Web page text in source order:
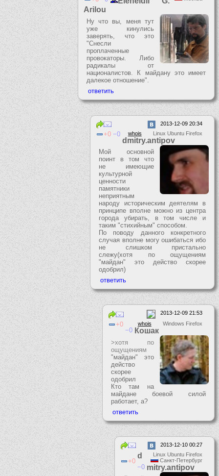
Arilou
Ну что вы, меня тут
уже кинулись
заверять, что это
"Снесли
проплаченные
провокаторы. Либо
радикалы от
националистов. К майдану это имеет
далекое отношение".
2013-12-09 20:34
Linux Ubuntu Firefox
whois
0 0
dmitry.antipov
Мой основной
поинт в том что
не имеющие
культурной
ценности
памятники
неприятным
народу историческим деятелям в
принципе вполне можно из центра
города убирать, в том числе и
таким "стихийным" способом.
По поводу данного конкретного
случая вполне могу ошибаться ибо
не слишком пристально
слежу(хотя по ощущениям
"майдан" это действо скорее
одобрил)
2013-12-09 21:53
Windows Firefox
whois
0
0 Кошак
>хотя по
ощущениям
"майдан" это
действо
скорее
одобрил
Кто там на
майдане боевой силой
работает, а?
2013-12-10 00:27
Linux Ubuntu Firefox
Санкт-Петербург
0
0
d
mitry.antipov